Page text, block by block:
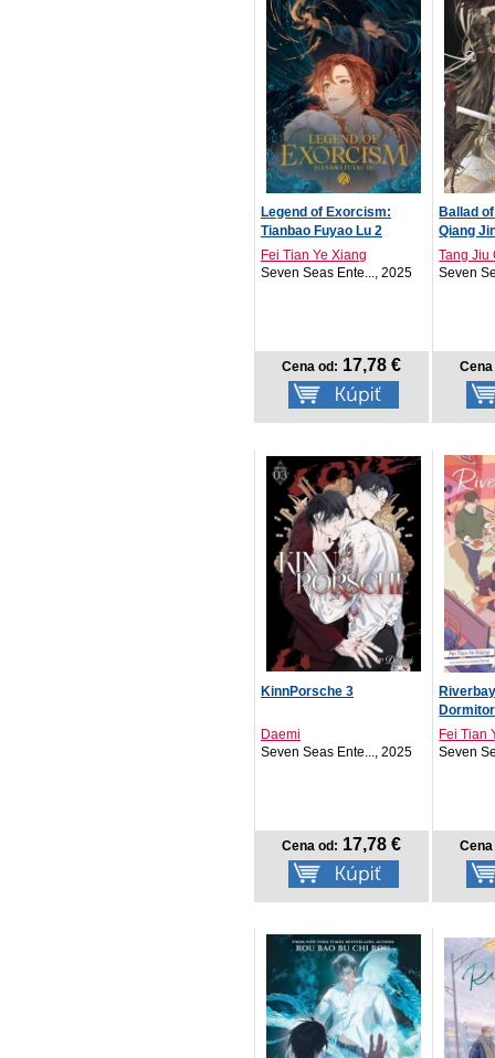
Legend of Exorcism:
Tianbao Fuyao Lu 2
Fei Tian Ye Xiang
Seven Seas Ente..., 2025
Cena od: 17,78 €
Ballad
Qiang
Tang Jiu
Seven
KinnPorsche 3
Daemi
Seven Seas Ente..., 2025
Cena od: 17,78 €
Fei Tian
Seven